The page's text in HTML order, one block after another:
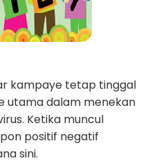
kampaye tetap tinggal
utama dalam menekan
Ketika muncul
positif negatif
sini.